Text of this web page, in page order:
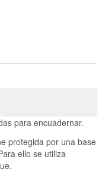
para encuadernar.
protegida por una base
ello se utiliza